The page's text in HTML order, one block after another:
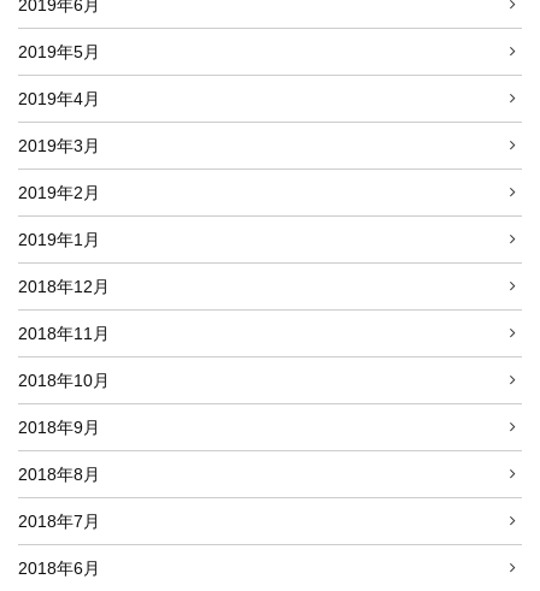
2019年6月
2019年5月
2019年4月
2019年3月
2019年2月
2019年1月
2018年12月
2018年11月
2018年10月
2018年9月
2018年8月
2018年7月
2018年6月